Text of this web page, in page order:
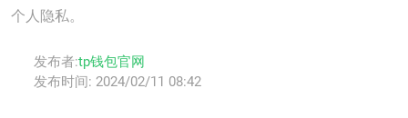
个人隐私。
发布者:tp钱包官网
发布时间: 2024/02/11 08:42